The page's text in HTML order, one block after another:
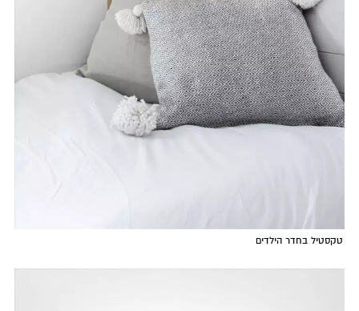
טקסטיל בחדר הילדים